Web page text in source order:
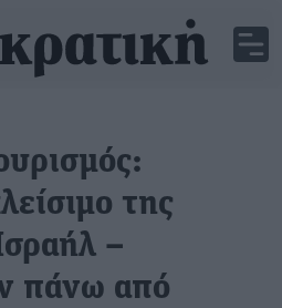
της
–
πάνω από